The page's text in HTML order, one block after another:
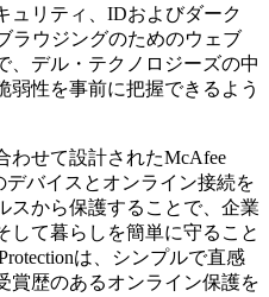
ュリティ、IDおよびダーク
ラウジングのためのウェブ
、デル・テクノロジーズの中
弱性を事前に把握できるよう
わせて設計されたMcAfee
デバイスとオンライン接続を
スから保護することで、企業
して暮らしを簡単に守ること
は、シンプルで直感
賞歴のあるオンライン保護を